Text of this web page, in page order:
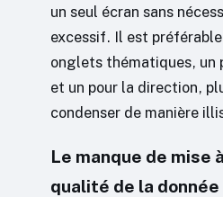
un seul écran sans
excessif. Il est
onglets thématiques, un
et un pour la direction,
condenser de manière
Le manque de mise
qualité de la